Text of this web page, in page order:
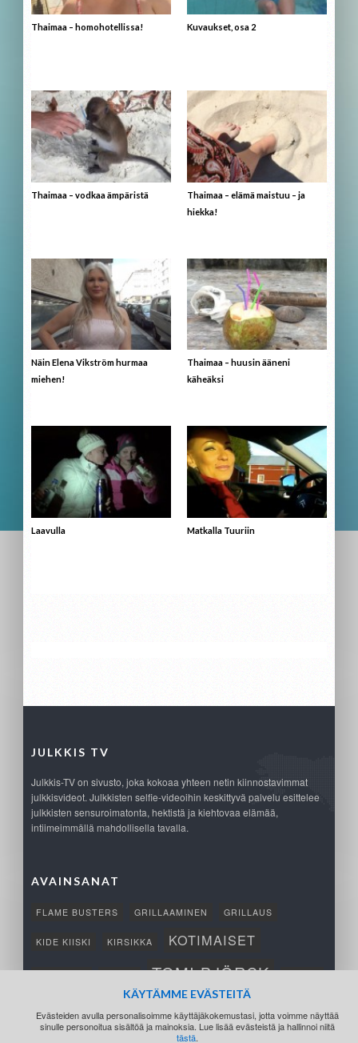
Thaimaa – homohotellissa! Kuvaukset, osa 2
Thaimaa – vodkaa ämpäristä
Thaimaa – elämä maistuu – ja
hiekka!
Näin Elena Vikström hurmaa
miehen!
Thaimaa – huusin ääneni
käheäksi
Laavulla Matkalla Tuuriin
JULKKIS TV
Julkkis-TV on sivusto, joka kokoaa yhteen netin kiinnostavimmat
julkkisvideot. Julkkisten selfie-videoihin keskittyvä palvelu esittelee
julkkisten sensuroimatonta, hektistä ja kiehtovaa elämää,
intiimeimmällä mahdollisella tavalla.
AVAINSANAT
FLAME BUSTERS GRILLAAMINEN GRILLAUS
KIDE KIISKI KIRSIKKA KOTIMAISET
TOMI BJÖRCK
KÄYTÄMME EVÄSTEITÄ
Evästeiden avulla personalisoimme käyttäjäkokemustasi, jotta voimme näyttää
sinulle personoitua sisältöä ja mainoksia. Lue lisää evästeistä ja hallinnoi niitä
tästä.